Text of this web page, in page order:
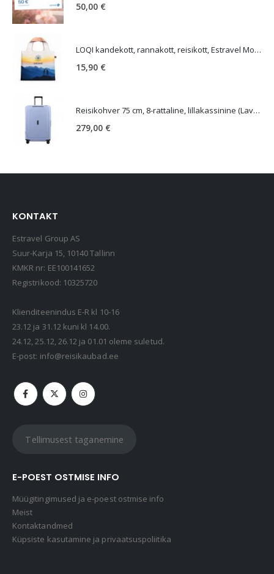
50,00 €
LOQI kandekott, rannakott, reisikott, Estravel Mountain Bag
15,90 €
Reisikohver 75 cm, 8-rattaline, lillakassinine (Lavendel), TSA koodlukk, Samsonite Essens
279,00 €
KONTAKT
Estravel Group AS
Suur-Karja 15, 10140 Tallinn
KMKR nr: EE100141652
Registrikood: 10325720
Klienditeenindus E-R kl 10-16
23.12 ja 31.12 kuni kl 14.00.
24.12, 25.12, 26.12 ja 01.01 oleme suletud.
E-post: info@reisikaubad.ee
Tellimusest taganemine
E-POEST OSTMISE INFO
Müügitingimused ja e-poest ostmise info
Meist
Kontaktandmed
Küpsiste kasutamine ja privaatsuspoliitika